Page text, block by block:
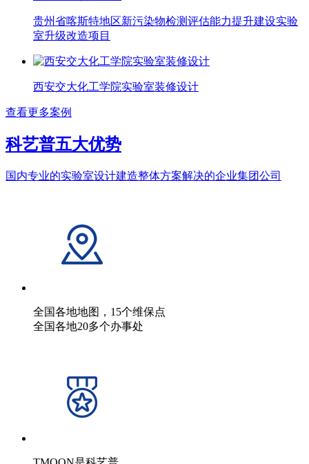
贵州省喀斯特地区新污染物检测评估能力提升建设实验
室升级改造项目
西安交大化工学院实验室装修设计
查看更多案例
科艺普五大优势
国内专业的实验室设计建造整体方案解决的企业集团公司
全国各地地图，15个维保点
全国各地20多个办事处